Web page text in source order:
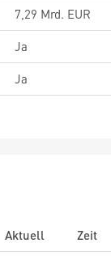
7,29 Mrd. EUR
Ja
Ja
Aktuell Zeit